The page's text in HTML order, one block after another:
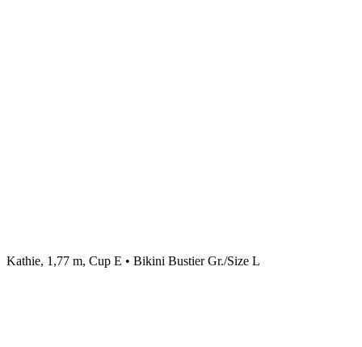
Kathie, 1,77 m, Cup E • Bikini Bustier Gr./Size L